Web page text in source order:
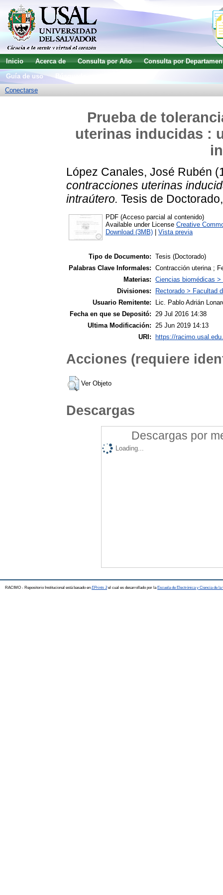
Inicio Acerca de Consulta por Año
Consulta por
Guía de uso
Conectarse
Prueba de
uterinas inducidas :
López Canales, José Rubén
contracciones uterinas
intraútero. Tesis de
PDF (Acceso parcial al contenido)
Available under License Creative
Download (3MB)
Vista previa
Tipo de Documento: Tesis (Doctorado)
Palabras Clave Informales: Contracción uterina ;
Materias: Ciencias biomédicas >
Divisiones:
Rectorado > Facultad
Usuario Remitente:
Lic. Pablo Adrián
Fecha en que se Depositó: 29 Jul 2016 14:38
Ultima Modificación: 25 Jun 2019 14:13
URI:
https://
Acciones (requiere
Ver Objeto
Descargas
Descargas por
Loading...
RACIMO - Repositorio Institucional está basado en EPrints 3el cual es desarrollado por la Escuela de Electrónica y Ciencia de la